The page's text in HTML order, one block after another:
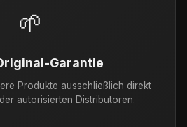
🌱
Garantie
Produkte ausschließlich direkt
autorisierten Distributoren.